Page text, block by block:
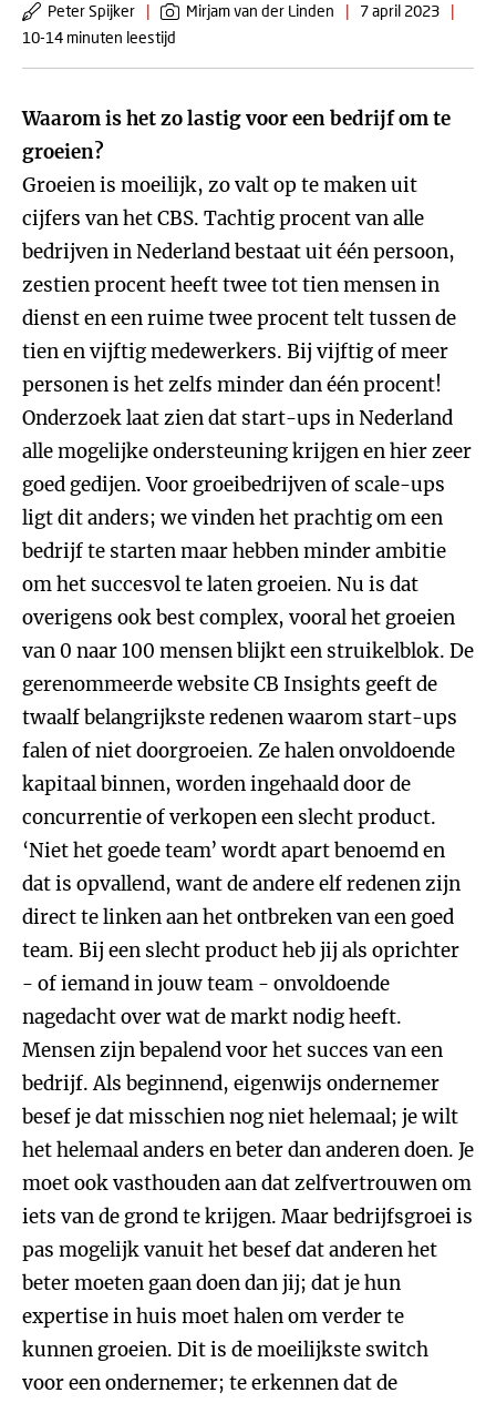
Peter Spijker | Mirjam van der Linden | 7 april 2023
|
10-14 minuten leestijd
Waarom is het zo lastig voor een bedrijf om te
groeien?
Groeien is moeilijk, zo valt op te maken uit
cijfers van het CBS. Tachtig procent van alle
bedrijven in Nederland bestaat uit één persoon,
zestien procent heeft twee tot tien mensen in
dienst en een ruime twee procent telt tussen de
tien en vijftig medewerkers. Bij vijftig of meer
personen is het zelfs minder dan één procent!
Onderzoek laat zien dat start-ups in Nederland
alle mogelijke ondersteuning krijgen en hier zeer
goed gedijen. Voor groeibedrijven of scale-ups
ligt dit anders; we vinden het prachtig om een
bedrijf te starten maar hebben minder ambitie
om het succesvol te laten groeien. Nu is dat
overigens ook best complex, vooral het groeien
van 0 naar 100 mensen blijkt een struikelblok. De
gerenommeerde website CB Insights geeft de
twaalf belangrijkste redenen waarom start-ups
falen of niet doorgroeien. Ze halen onvoldoende
kapitaal binnen, worden ingehaald door de
concurrentie of verkopen een slecht product.
‘Niet het goede team’ wordt apart benoemd en
dat is opvallend, want de andere elf redenen zijn
direct te linken aan het ontbreken van een goed
team. Bij een slecht product heb jij als oprichter
- of iemand in jouw team - onvoldoende
nagedacht over wat de markt nodig heeft.
Mensen zijn bepalend voor het succes van een
bedrijf. Als beginnend, eigenwijs ondernemer
besef je dat misschien nog niet helemaal; je wilt
het helemaal anders en beter dan anderen doen. Je
moet ook vasthouden aan dat zelfvertrouwen om
iets van de grond te krijgen. Maar bedrijfsgroei is
pas mogelijk vanuit het besef dat anderen het
beter moeten gaan doen dan jij; dat je hun
expertise in huis moet halen om verder te
kunnen groeien. Dit is de moeilijkste switch
voor een ondernemer; te erkennen dat de